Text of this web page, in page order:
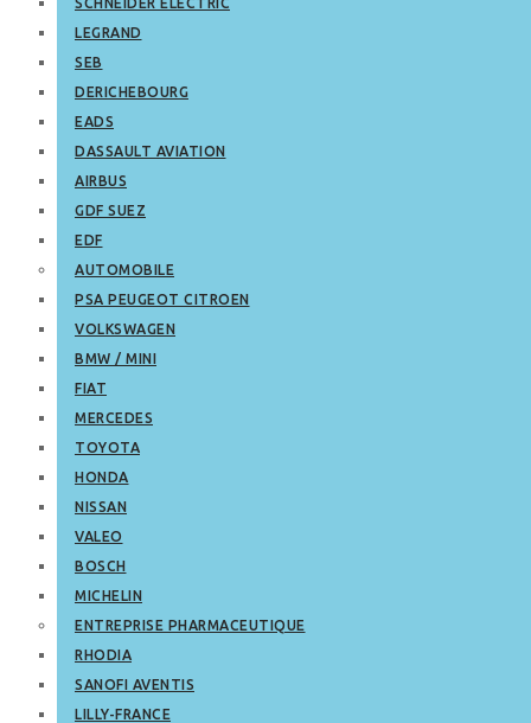
LEGRAND
SEB
DERICHEBOURG
EADS
DASSAULT AVIATION
AIRBUS
GDF SUEZ
EDF
AUTOMOBILE
PSA PEUGEOT CITROEN
VOLKSWAGEN
BMW / MINI
FIAT
MERCEDES
TOYOTA
HONDA
NISSAN
VALEO
BOSCH
MICHELIN
ENTREPRISE PHARMACEUTIQUE
RHODIA
SANOFI AVENTIS
LILLY-FRANCE